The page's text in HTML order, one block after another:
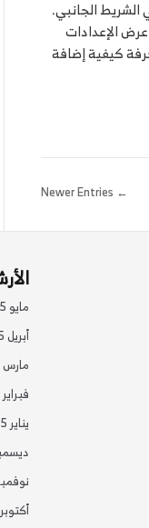
في الشريط الجانبي.
موجودًا مسبقًا. 3- اضغط على “عرض الإعدادات
كيفية إضافة
← Newer Entries
مايو 2025
أبريل 2025
مارس 2025
فبراير 2025
يناير 2025
ديسمبر
نوفمبر
أكتوبر